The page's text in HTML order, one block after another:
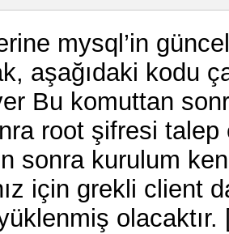
mysql’in
aşağıdaki kodu
Bu komuttan
root şifresi
sonra kurulum
için grekli client